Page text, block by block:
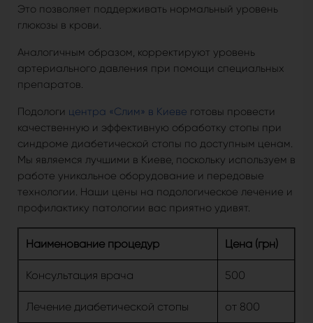
Это позволяет поддерживать нормальный уровень
глюкозы в крови.
Аналогичным образом, корректируют уровень
артериального давления при помощи специальных
препаратов.
Подологи центра «Слим» в Киеве готовы провести
качественную и эффективную обработку стопы при
синдроме диабетической стопы по доступным ценам.
Мы являемся лучшими в Киеве, поскольку используем в
работе уникальное оборудование и передовые
технологии. Наши цены на подологическое лечение и
профилактику патологии вас приятно удивят.
Наименование процедур Цена (грн)
Консультация врача 500
Лечение диабетической стопы от 800